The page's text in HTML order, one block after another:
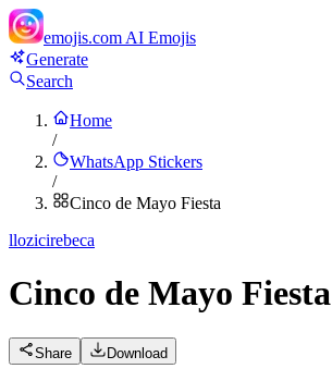
emojis.com AI Emojis
Generate
Search
Home
/
WhatsApp Stickers
/
Cinco de Mayo Fiesta
llozicirebeca
Cinco de Mayo Fiesta
Share Download